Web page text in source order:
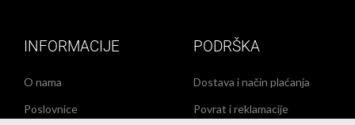
INFORMACIJE
O nama
Poslovnice
PODRŠKA
Dostava i način plaćanja
Povrat i reklamacije